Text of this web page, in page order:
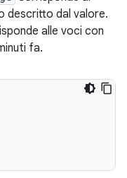
descritto dal valore.
alle voci con
fa.